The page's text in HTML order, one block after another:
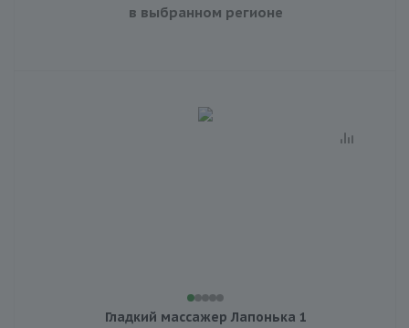
в выбранном регионе
Гладкий массажер Лапонька 1